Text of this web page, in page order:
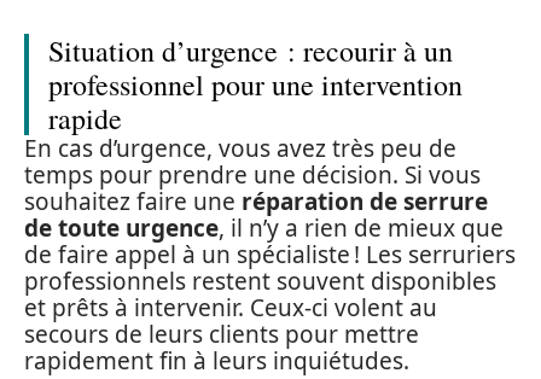
Situation d’urgence : recourir à un
professionnel pour une intervention
rapide
En cas d’urgence, vous avez très peu de
temps pour prendre une décision. Si vous
souhaitez faire une réparation de serrure
de toute urgence, il n’y a rien de mieux que
de faire appel à un spécialiste ! Les serruriers
professionnels restent souvent disponibles
et prêts à intervenir. Ceux-ci volent au
secours de leurs clients pour mettre
rapidement fin à leurs inquiétudes.